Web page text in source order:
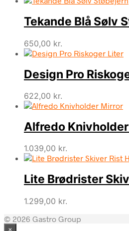
Tekande Blå Sølv
650,00 kr.
Design Pro
622,00 kr.
Alfredo
1.039,00 kr.
Lite Brødrister
1.299,00 kr.
© 2026 Gastro Group
×